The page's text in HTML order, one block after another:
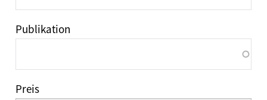
Publikation
Preis